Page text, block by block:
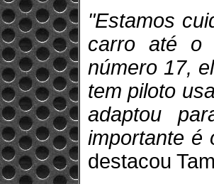
"Estamos
carro até o
número 17,
tem piloto
adaptou
importante é
destacou